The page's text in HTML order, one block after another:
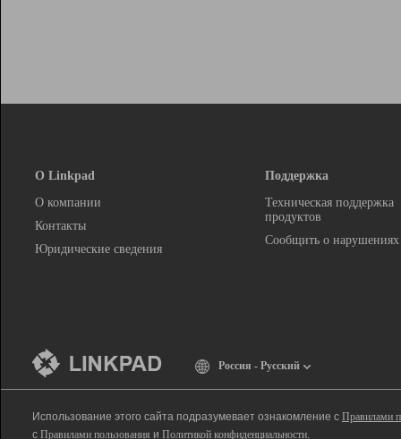
О Linkpad
О компании
Контакты
Юридические сведения
Поддержка
Техническая поддержка
продуктов
Сообщить о нарушениях
Россия - Русский
Использование этого сайта подразумевает ознакомление с Правилами
с Правилами пользования и Политикой конфиденциальности.